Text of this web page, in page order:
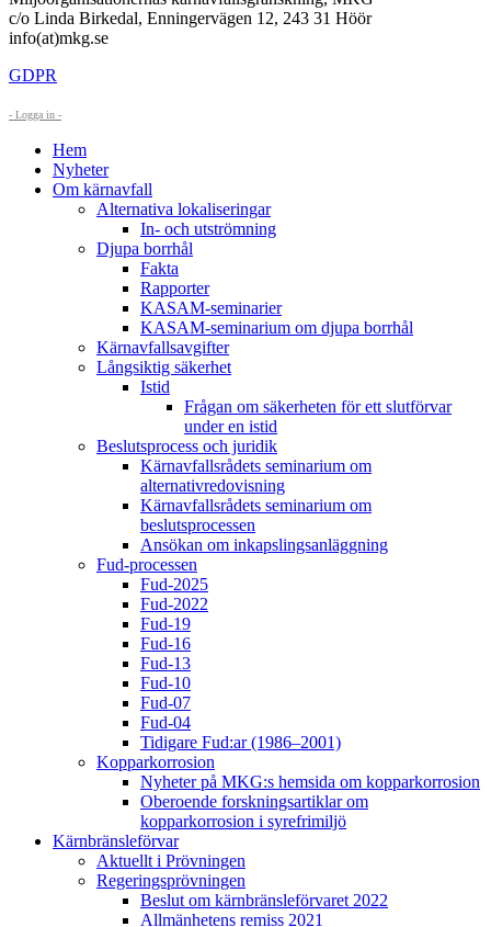
c/o Linda Birkedal, Enningervägen 12, 243 31 Höör
info(at)mkg.se
GDPR
- Logga in -
Hem
Nyheter
Om kärnavfall
Alternativa lokaliseringar
In- och utströmning
Djupa borrhål
Fakta
Rapporter
KASAM-seminarier
KASAM-seminarium om djupa borrhål
Kärnavfallsavgifter
Långsiktig säkerhet
Istid
Frågan om säkerheten för ett slutförvar
under en istid
Beslutsprocess och juridik
Kärnavfallsrådets seminarium om
alternativredovisning
Kärnavfallsrådets seminarium om
beslutsprocessen
Ansökan om inkapslingsanläggning
Fud-processen
Fud-2025
Fud-2022
Fud-19
Fud-16
Fud-13
Fud-10
Fud-07
Fud-04
Tidigare Fud:ar (1986–2001)
Kopparkorrosion
Nyheter på MKG:s hemsida om kopparkorrosion
Oberoende forskningsartiklar om
kopparkorrosion i syrefrimiljö
Kärnbränsleförvar
Aktuellt i Prövningen
Regeringsprövningen
Beslut om kärnbränsleförvaret 2022
Allmänhetens remiss 2021